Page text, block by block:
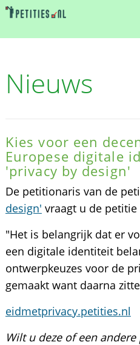
Nieuws
Kies voor een
Europese digitale
'privacy by design'
De petitionaris van de
design' vraagt u de
"Het is belangrijk dat er
een digitale identiteit
ontwerpkeuzes voor de
gemaakt want daarna
eidmetprivacy.petities.nl
Wilt u deze of een